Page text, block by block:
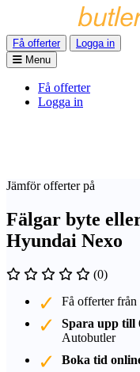
Få offerter
Logga in
Menu
Få offerter
Logga in
Jämför offerter på
Fälgar byte
Hyundai Nexo
(0)
Få offerter
Spara upp till
Autobutler
Boka tid